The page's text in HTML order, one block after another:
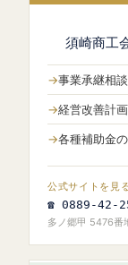
須崎商工
事業承継相
経営改善計
各種補助金
公式サイトを見
☎ 0889-42-
多ノ郷甲 5476番